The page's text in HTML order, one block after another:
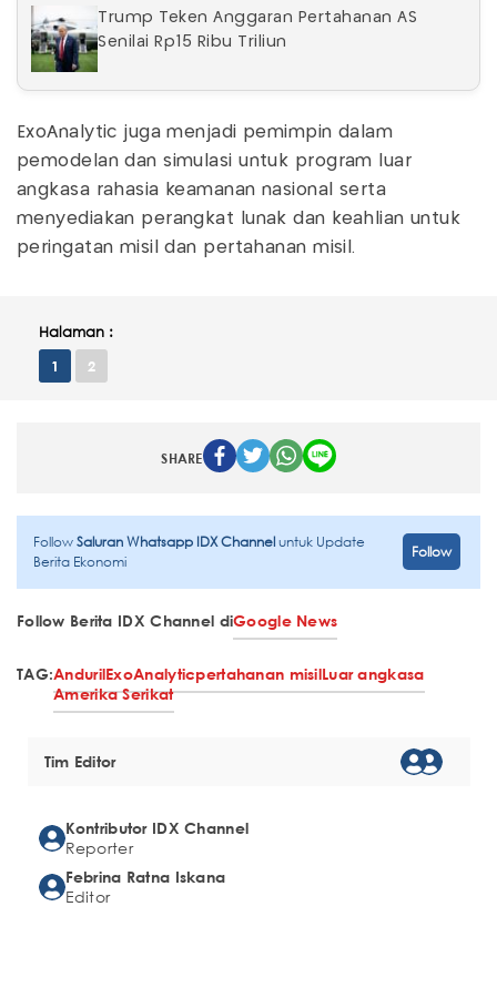
Trump Teken Anggaran Pertahanan AS
Senilai Rp15 Ribu Triliun
ExoAnalytic juga menjadi pemimpin dalam
pemodelan dan simulasi untuk program luar
angkasa rahasia keamanan nasional serta
menyediakan perangkat lunak dan keahlian untuk
peringatan misil dan pertahanan misil.
Halaman :
1 2
SHARE
FollowSaluran Whatsapp IDX Channeluntuk Update
Berita Ekonomi
Follow
Follow Berita IDX Channel diGoogle News
TAG:AndurilExoAnalyticpertahanan misilLuar angkasa
Amerika Serikat
Tim Editor
Kontributor IDX Channel
Reporter
Febrina Ratna Iskana
Editor